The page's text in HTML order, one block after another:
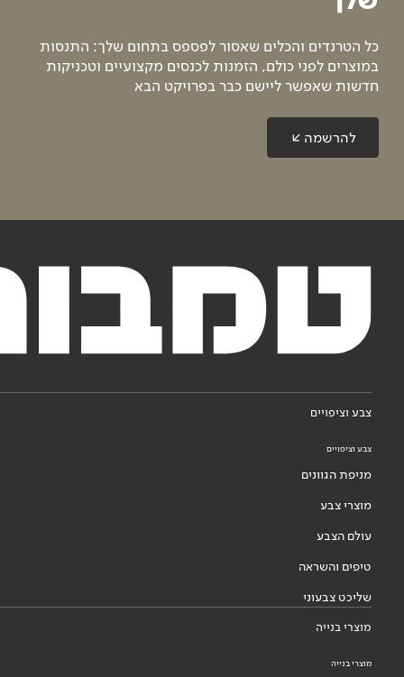
כל הטרנדים והכלים שאסור לפספס בתחום שלך: התנסות
במוצרים לפני כולם, הזמנות לכנסים מקצועיים וטכניקות
חדשות שאפשר ליישם כבר בפרויקט הבא
להרשמה
צבע וציפויים
צבע וציפויים
מניפת הגוונים
מוצרי צבע
עולם הצבע
טיפים והשראה
שליכט צבעוני
מוצרי בנייה
מוצרי בנייה